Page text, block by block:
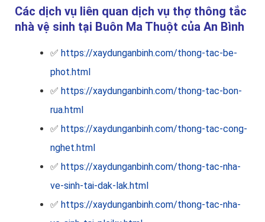
Các dịch vụ liên quan dịch vụ thợ thông tắc
nhà vệ sinh tại Buôn Ma Thuột của An Bình
✅ https://xaydunganbinh.com/thong-tac-be-
phot.html
✅ https://xaydunganbinh.com/thong-tac-bon-
rua.html
✅ https://xaydunganbinh.com/thong-tac-cong-
nghet.html
✅ https://xaydunganbinh.com/thong-tac-nha-
ve-sinh-tai-dak-lak.html
✅ https://xaydunganbinh.com/thong-tac-nha-